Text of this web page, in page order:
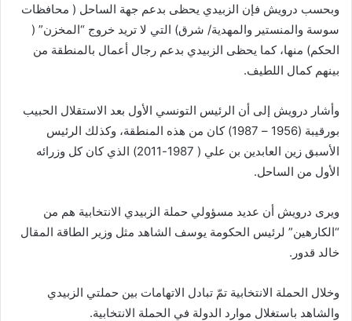
وبحسب درويش فإن الزبيدي يحظى بدعم جهة الساحل ( محافظات
سوسة والمنستير والمهدية/ شرق) التي لا تريد خروج “المخزن” (
الحكم) منها، كما يحظى الزبيدي بدعم رجال أعمال بالمنطقة من
بينهم كمال اللطيف.
وأشار درويش إلى أن الرئيس التونسي الأول بعد الاستقلال الحبيب
بورقيبة (1956 – 1987) كان من هذه المنطقة، وكذلك الرئيس
الأسبق زين العابدين بن علي ( 1987-2011) الذي كان كل وزرائه
الأول من الساحل.
ويرى درويش أن عديد مسؤولي حملة الزبيدي الانتخابية هم من
“الكارهين” لرئيس الحكومة يوسف الشاهد مثل وزير الطاقة المقال
خالد قدور.
وخلال الحملة الانتخابية تمّ تبادل الاتهامات بين حملتي الزبيدي
والشاهد باستغلال موارد الدولة في الحملة الانتخابية.